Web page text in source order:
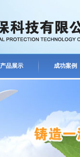
产品展示 成功案例